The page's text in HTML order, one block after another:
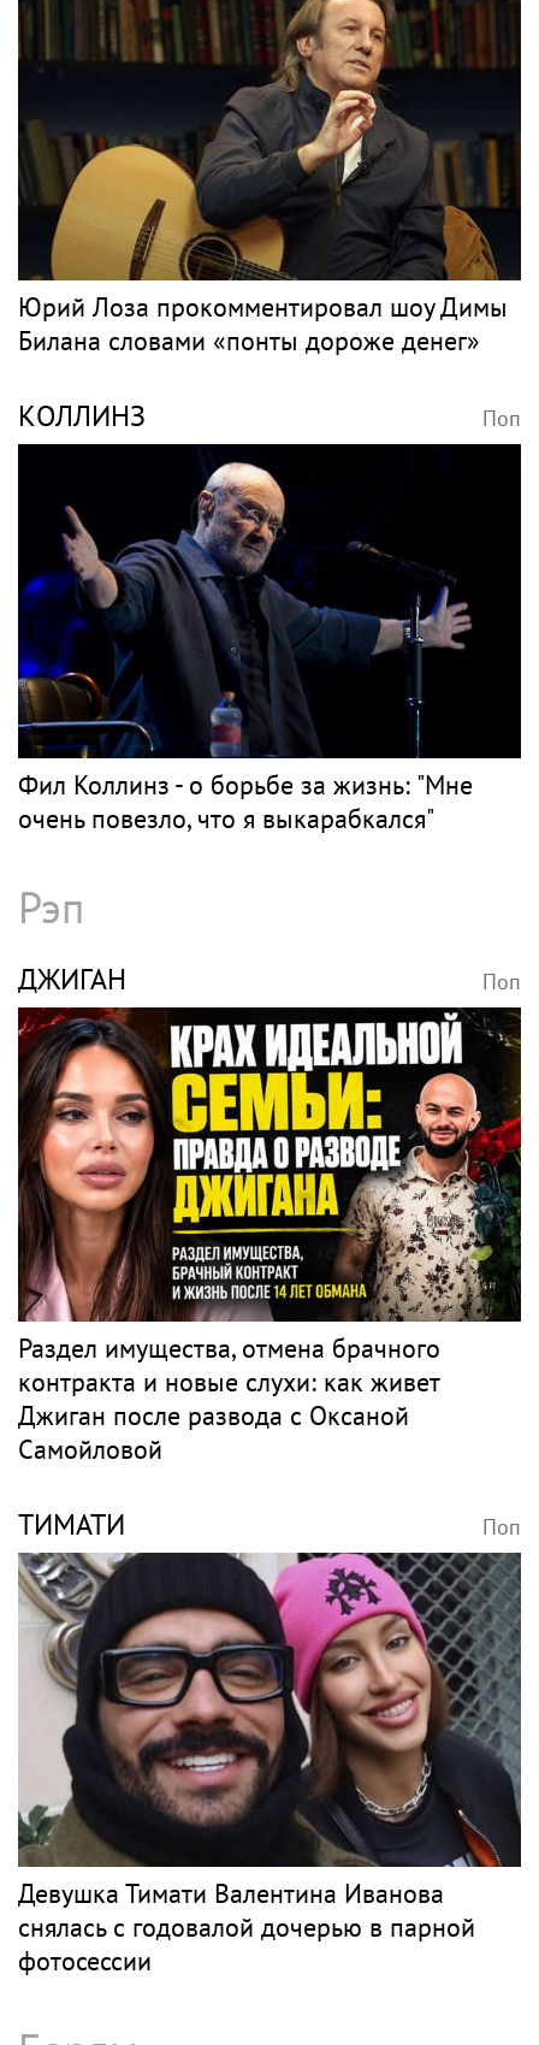
Юрий Лоза прокомментировал шоу Димы
Билана словами «понты дороже денег»
КОЛЛИНЗ Поп
Фил Коллинз - о борьбе за жизнь: "Мне
очень повезло, что я выкарабкался"
Рэп
ДЖИГАН Поп
Раздел имущества, отмена брачного
контракта и новые слухи: как живет
Джиган после развода с Оксаной
Самойловой
ТИМАТИ Поп
Девушка Тимати Валентина Иванова
снялась с годовалой дочерью в парной
фотосессии